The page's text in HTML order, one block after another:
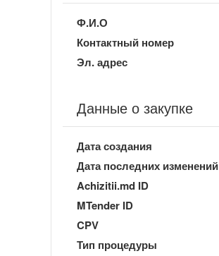
Ф.И.О
Контактный номер
Эл. адрес
Данные о закупке
Дата создания
Дата последних изменений
Achizitii.md ID
MTender ID
CPV
Тип процедуры